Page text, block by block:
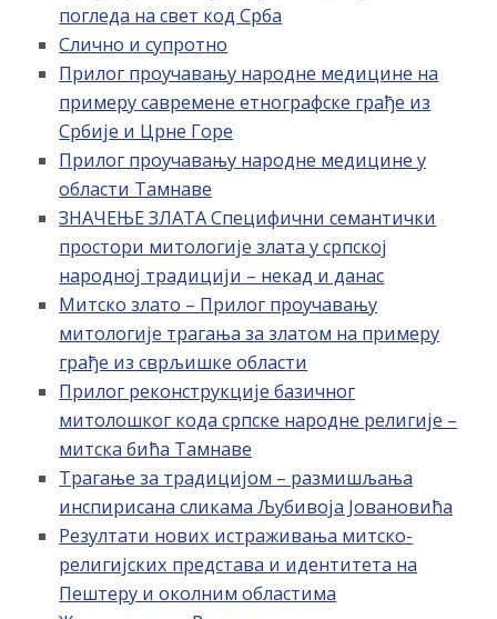
погледа на свет код Срба
Слично и супротно
Прилог проучавању народне медицине на
примеру савремене етнографске грађе из
Србије и Црне Горе
Прилог проучавању народне медицине у
области Тамнаве
ЗНАЧЕЊЕ ЗЛАТА Специфични семантички
простори митологије злата у српској
народној традицији – некад и данас
Митско злато – Прилог проучавању
митологије трагања за златом на примеру
грађе из сврљишке области
Прилог реконструкције базичног
митолошког кода српске народне религије –
митска бића Тамнаве
Трагање за традицијом – размишљања
инспирисана сликама Љубивоја Јовановића
Резултати нових истраживања митско-
религијских представа и идентитета на
Пештеру и околним областима